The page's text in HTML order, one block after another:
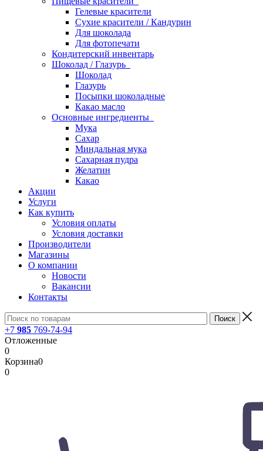
Гелевые красители
Сухие красители / Кандурин
Для шоколада
Для фотопечати
Кондитерский инвентарь
Шоколад / Глазурь
Шоколад
Глазурь
Посыпки шоколадные
Какао масло
Основные ингредиенты
Мука
Сахар
Миндальная мука
Сахарная пудра
Желатин
Какао
Акции
Услуги
Как купить
Условия оплаты
Условия доставки
Производители
Магазины
О компании
Новости
Вакансии
Контакты
+7 985 769-74-94
Отложенные
0
Корзина0
0